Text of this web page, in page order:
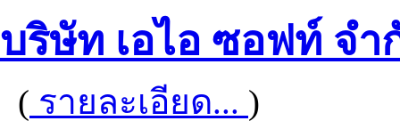
บริษัท เอไอ ซอฟท์ จำ
( รายละเอียด... )